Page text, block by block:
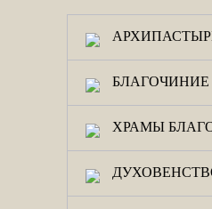
БЛАГОЧИНИЕ
ХРАМЫ